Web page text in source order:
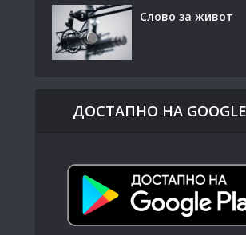
Слово за живот
ДОСТАПНО НА GOOGLE